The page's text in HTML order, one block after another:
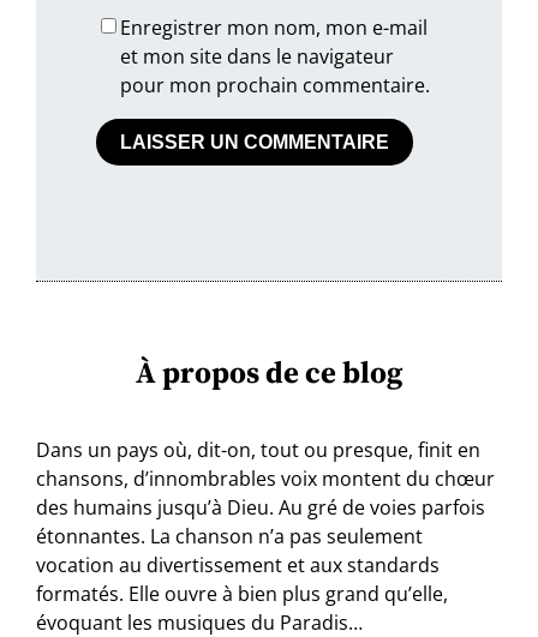
Enregistrer mon nom, mon e-mail
et mon site dans le navigateur
pour mon prochain commentaire.
À propos de ce blog
Dans un pays où, dit-on, tout ou presque, finit en
chansons, d’innombrables voix montent du chœur
des humains jusqu’à Dieu. Au gré de voies parfois
étonnantes. La chanson n’a pas seulement
vocation au divertissement et aux standards
formatés. Elle ouvre à bien plus grand qu’elle,
évoquant les musiques du Paradis…